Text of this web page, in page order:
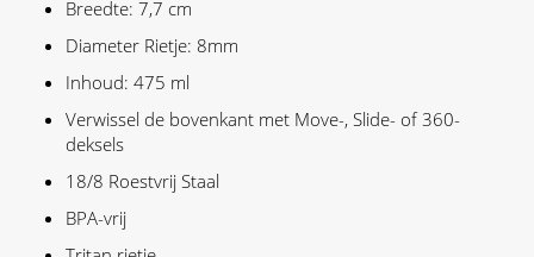
Breedte: 7,7 cm
Diameter Rietje: 8mm
Inhoud: 475 ml
Verwissel de bovenkant met Move-, Slide- of 360-
deksels
18/8 Roestvrij Staal
BPA-vrij